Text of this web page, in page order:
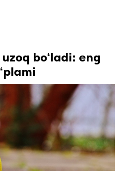
bo‘ladi: eng